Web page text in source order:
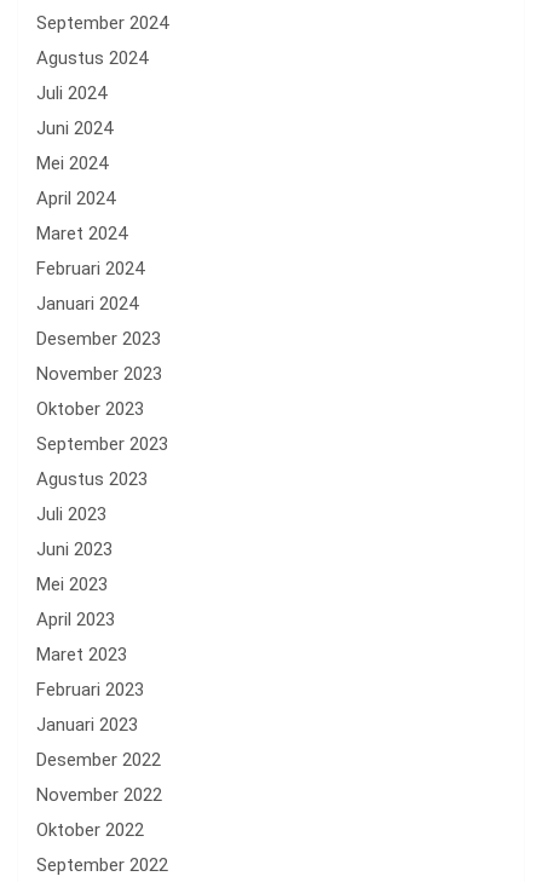
September 2024
Agustus 2024
Juli 2024
Juni 2024
Mei 2024
April 2024
Maret 2024
Februari 2024
Januari 2024
Desember 2023
November 2023
Oktober 2023
September 2023
Agustus 2023
Juli 2023
Juni 2023
Mei 2023
April 2023
Maret 2023
Februari 2023
Januari 2023
Desember 2022
November 2022
Oktober 2022
September 2022